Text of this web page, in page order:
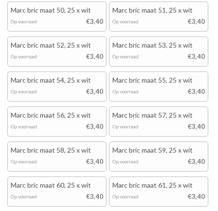
Marc bric maat 50, 25 x wit
€3,40
Op voorraad
Marc bric maat 51, 25 x wit
€3,40
Op voorraad
Marc bric maat 52, 25 x wit
€3,40
Op voorraad
Marc bric maat 53, 25 x wit
€3,40
Op voorraad
Marc bric maat 54, 25 x wit
€3,40
Op voorraad
Marc bric maat 55, 25 x wit
€3,40
Op voorraad
Marc bric maat 56, 25 x wit
€3,40
Op voorraad
Marc bric maat 57, 25 x wit
€3,40
Op voorraad
Marc bric maat 58, 25 x wit
€3,40
Op voorraad
Marc bric maat 59, 25 x wit
€3,40
Op voorraad
Marc bric maat 60, 25 x wit
€3,40
Op voorraad
Marc bric maat 61, 25 x wit
€3,40
Op voorraad